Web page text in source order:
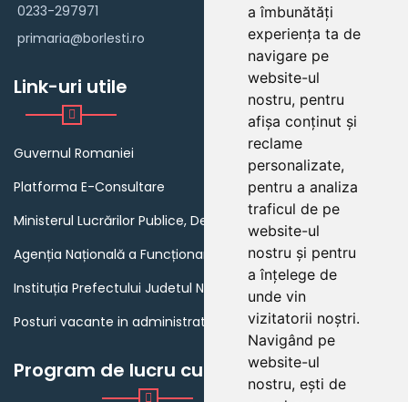
a îmbunătăți
experiența ta de
navigare pe
website-ul
nostru, pentru
afișa conținut și
reclame
personalizate,
pentru a analiza
traficul de pe
website-ul
nostru și pentru
a înțelege de
unde vin
vizitatorii noștri.
Navigând pe
website-ul
nostru, ești de
0233-297971
primaria@borlesti.ro
Link-uri utile
Guvernul Romaniei
Platforma E-Consultare
Ministerul Lucrărilor Publice, Dezvoltării și Administrației
Agenția Națională a Funcționarilor Publici
Instituția Prefectului Judetul Neamt
Posturi vacante in administratia publica din Romania
Program de lucru cu publicul